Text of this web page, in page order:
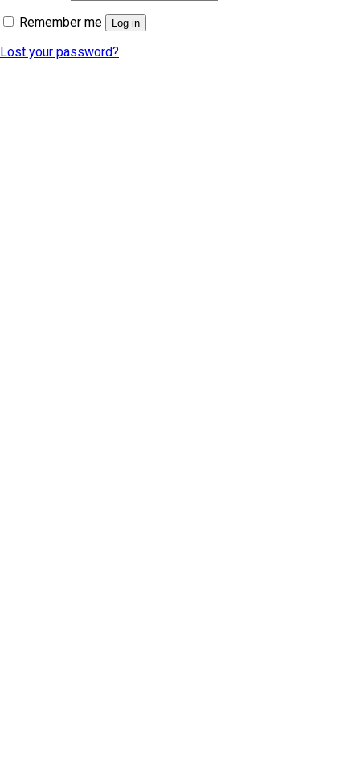
Remember me
Log in
Lost your password?